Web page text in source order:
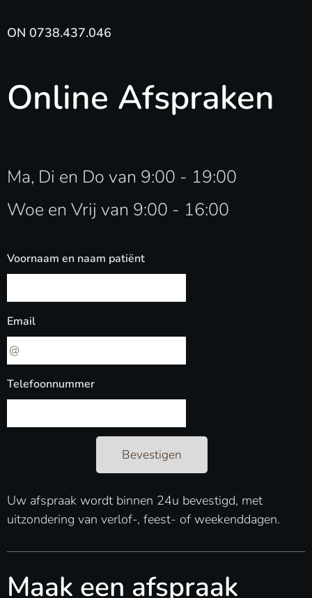
ON 0738.437.046
Online Afspraken
Ma, Di en Do van 9:00 - 19:00
Woe en Vrij van 9:00 - 16:00
Voornaam en naam patiënt
Email
Telefoonnummer
Bevestigen
Uw afspraak wordt binnen 24u bevestigd, met
uitzondering van verlof-, feest- of weekenddagen.
Maak een afspraak